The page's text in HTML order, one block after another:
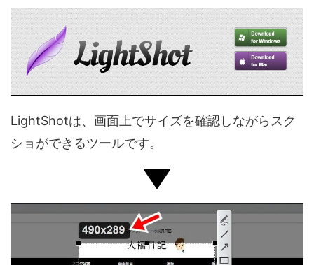
LightShotは、画面上でサイズを確認しながらスク
ショができるツールです。